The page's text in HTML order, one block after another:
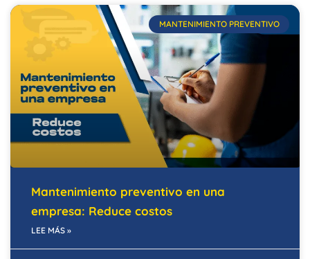
MANTENIMIENTO PREVENTIVO
Mantenimiento preventivo en una
empresa: Reduce costos
LEE MÁS »